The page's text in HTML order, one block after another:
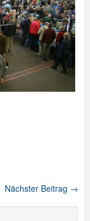
Nächster Beitrag →